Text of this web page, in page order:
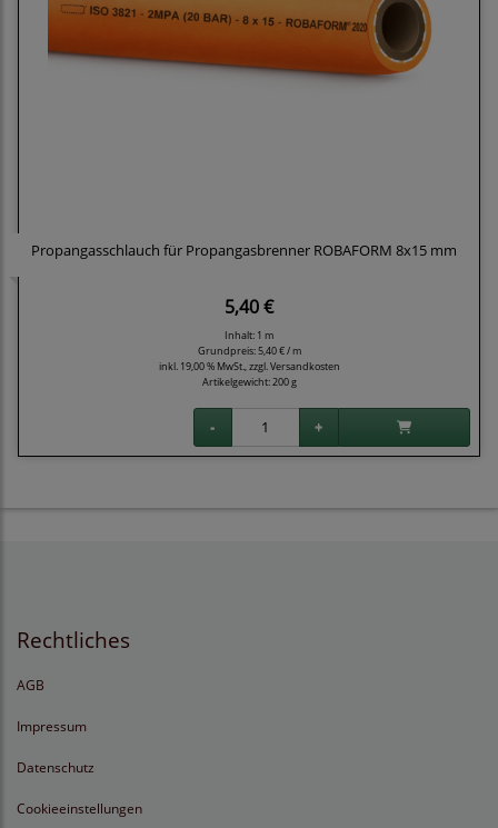
Propangasschlauch für Propangasbrenner ROBAFORM 8x15 mm
5,40 €
Inhalt: 1 m
Grundpreis:5,40 € / m
inkl. 19,00 % MwSt., zzgl. Versandkosten
Artikelgewicht: 200 g
Rechtliches
AGB
Impressum
Datenschutz
Cookieeinstellungen